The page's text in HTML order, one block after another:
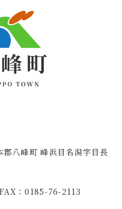
八峰町 峰浜目名潟字目長
：0185-76-2113